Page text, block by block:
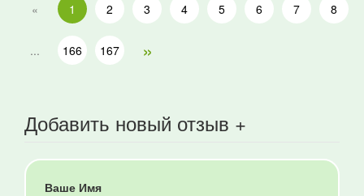
« 1 2 3 4 5 6 7 8
... 166 167 »
Добавить новый отзыв +
Ваше Имя